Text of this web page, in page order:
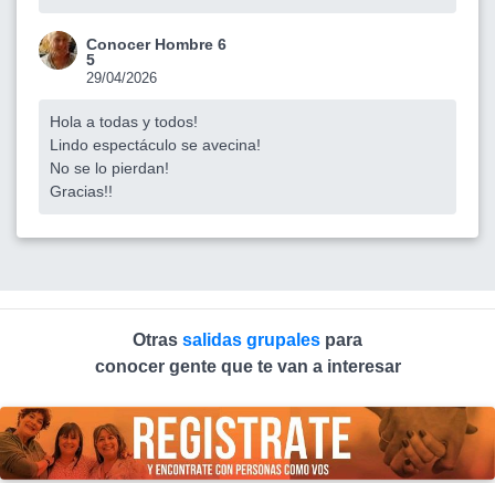
Conocer Hombre 6
5
29/04/2026
Hola a todas y todos!
Lindo espectáculo se avecina!
No se lo pierdan!
Gracias!!
Otras salidas grupales para
conocer gente que te van a interesar